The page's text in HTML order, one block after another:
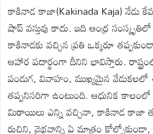
కాకినాడ కాజా(Kakinada Kaja) నేడు
షాప్ వస్తువు కాదు. ఇది ఆంధ్ర
కాకినాడకు వచ్చిన ప్రతి ఒక్కరూ
ఆహార పదార్థంగా దీనిని భావిస్తారు.
పండుగ, వివాహం, ముఖ్యమైన
తప్పనిసరిగా ఉంటుంది. ఆధునిక
మిఠాయిలు ఎన్ని వచ్చినా, కాకినాడ కాజా
రుచిని, వైభవాన్ని ఏ మాత్రం